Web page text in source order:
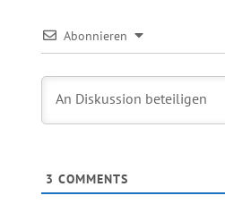
Abonnieren
3 COMMENTS